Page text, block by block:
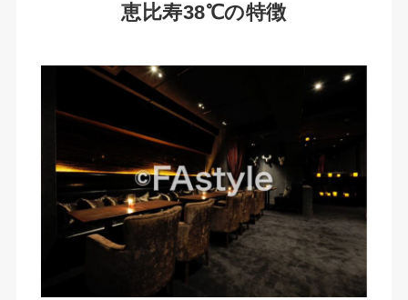
恵比寿38℃の特徴